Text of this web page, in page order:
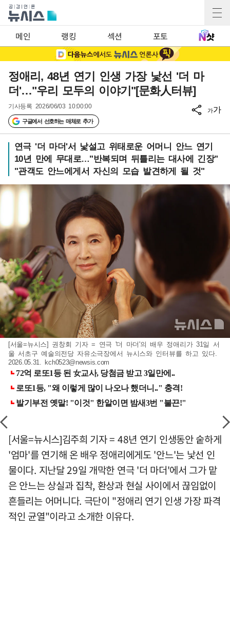
메인 랭킹 섹션 포토
정애리, 48년 연기 인생 가장 낯선 '더 마
더'…"우리 모두의 이야기"[문화人터뷰]
기사등록 2026/06/03 10:00:00
구글에서 선호하는 매체로 추가
가가
연극 '더 마더'서 낯설고 위태로운 어머니 안느 연기
10년 만에 무대로…"반복되며 뒤틀리는 대사에 긴장"
"관객도 안느에게서 자신의 모습 발견하게 될 것"
[서울=뉴시스] 권창회 기자 = 연극 '더 마더'의 배우 정애리가 31일 서
울 서초구 예술의전당 자유소극장에서 뉴시스와 인터뷰를 하고 있다.
2026.05.31. kch0523@newsis.com
[서울=뉴시스]김주희 기자 = 48년 연기 인생동안 숱하게
'엄마'를 연기해 온 배우 정애리에게도 '안느'는 낯선 인
물이다. 지난달 29일 개막한 연극 '더 마더'에서 그가 맡
은 안느는 상실과 집착, 환상과 현실 사이에서 끊임없이
흔들리는 어머니다. 극단이 "정애리 연기 인생 가장 파격
적인 균열"이라고 소개한 이유다.